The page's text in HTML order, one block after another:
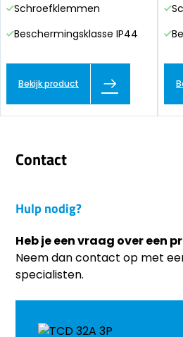
Schroefklemmen
Beschermingsklasse IP44
Bekijk product
Contact
Hulp nodig?
Heb je een vraag over een
Neem dan contact op met
specialisten.